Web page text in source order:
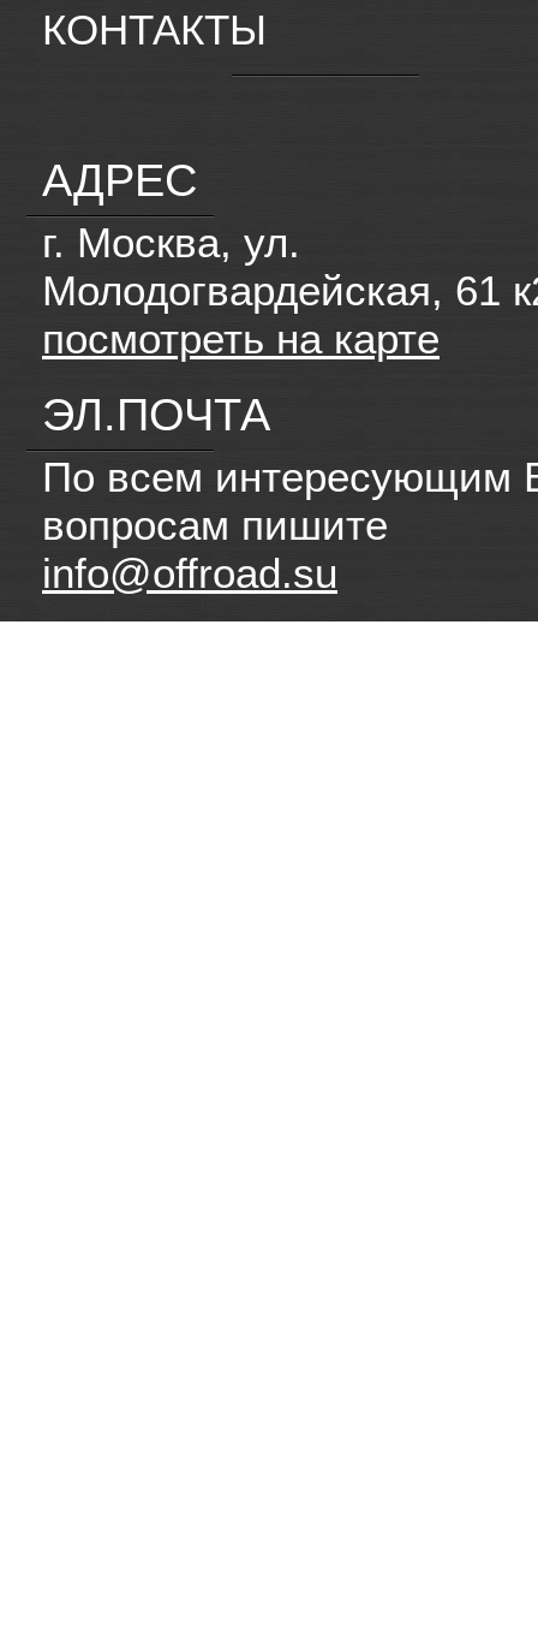
КОНТАКТЫ
АДРЕС
г. Москва, ул.
Молодогвардейская, 61
посмотреть на карте
ЭЛ.ПОЧТА
По всем интересующим
вопросам пишите
info@offroad.su